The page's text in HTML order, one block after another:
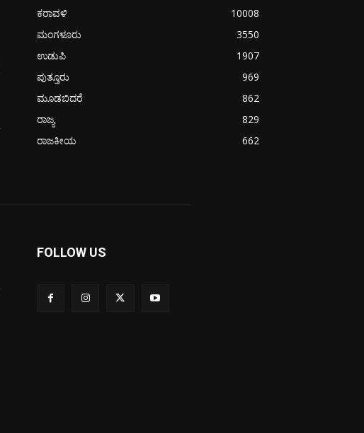
ಕರಾವಳಿ
10008
ಮಂಗಳೂರು
3550
ಉಡುಪಿ
1907
ಪುತ್ತೂರು
969
ಮೂಡಬಿದರೆ
862
ರಾಜ್ಯ
829
ರಾಜಕೀಯ
662
FOLLOW US